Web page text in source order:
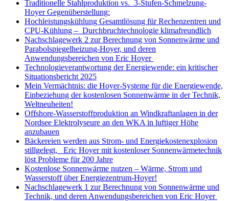
Traditionelle Stahlproduktion vs. 3-Stufen-Schmelzung-
Hoyer Gegenüberstellung:
Hochleistungskühlung Gesamtlösung für Rechenzentren und
CPU-Kühlung – Durchbruchtechnologie klimafreundlich
Nachschlagewerk 2 zur Berechnung von Sonnenwärme und
Parabolspiegelheizung-Hoyer, und deren
Anwendungsbereichen von Eric Hoyer
Technologieverantwortung der Energiewende: ein kritischer
Situationsbericht 2025
Mein Vermächtnis: die Hoyer-Systeme für die Energiewende,
Einbeziehung der kostenlosen Sonnenwärme in der Technik,
Weltneuheiten!
Offshore-Wasserstoffproduktion an Windkraftanlagen in der
Nordsee Elektrolyseure an den WKA in luftiger Höhe
anzubauen
Bäckereien werden aus Strom- und Energiekostenexplosion
stillgelegt, Eric Hoyer mit kostenloser Sonnenwärmetechnik
löst Probleme für 200 Jahre
Kostenlose Sonnenwärme nutzen – Wärme, Strom und
Wasserstoff über Energiezentrum-Hoyer!
Nachschlagewerk 1 zur Berechnung von Sonnenwärme und
Technik, und deren Anwendungsbereichen von Eric Hoyer